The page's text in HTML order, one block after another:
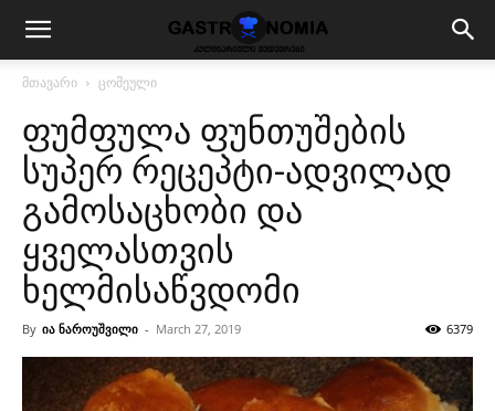
მთავარი ცომეული
ფუმფულა ფუნთუშების
სუპერ რეცეპტი-ადვილად
გამოსაცხობი და
ყველასთვის
ხელმისაწვდომი
By ია ნაროუშვილი - March 27, 2019 6379